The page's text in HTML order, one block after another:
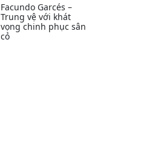
Facundo Garcés –
Trung vệ với khát
vọng chinh phục sân
cỏ